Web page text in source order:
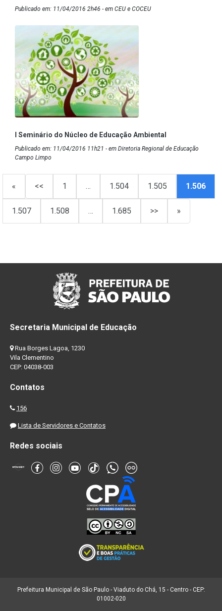
Publicado em: 11/04/2016 2h46 - em CEU e COCEU
I Seminário do Núcleo de Educação Ambiental
Publicado em: 11/04/2016 11h21 - em Diretoria Regional de Educação
Campo Limpo
« << 1 … 1.504 1.505 1.506
1.507 1.508 … 1.685 >> »
Secretaria Municipal de Educação
Rua Borges Lagoa, 1230
Vila Clementino
CEP: 04038-003
Contatos
156
Lista de Servidores e Contatos
Redes sociais
Prefeitura Municipal de São Paulo - Viaduto do Chá, 15 - Centro - CEP:
01002-020